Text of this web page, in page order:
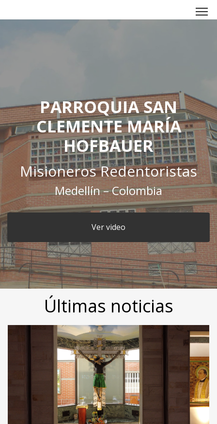
PARROQUIA SAN
CLEMENTE MARÍA
HOFBAUER
Misioneros Redentoristas
Medellín – Colombia
Ver video
Últimas noticias